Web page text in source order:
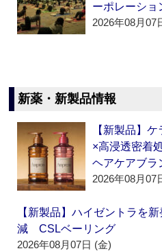
ーポレーシ
2026年08月07
新薬・新製品情報
【新製品】
×高浸透密着
ヘアケアブ
2026年08月07
【新製品】ハイゼントラを
減 CSLベーリング
2026年08月07日 (金)